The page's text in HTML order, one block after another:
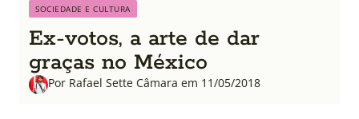
SOCIEDADE E CULTURA
Ex-votos, a arte de dar
graças no México
Por Rafael Sette Câmara em 11/05/2018